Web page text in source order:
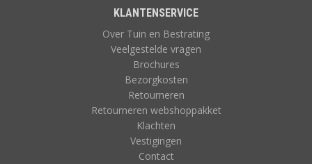
KLANTENSERVICE
Over Tuin en Bestrating
Veelgestelde vragen
Brochures
Bezorgkosten
Retourneren
Retourneren webshoppakket
Klachten
Vestigingen
Contact